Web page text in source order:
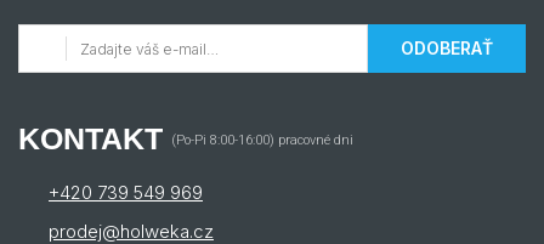
ODOBERAŤ
KONTAKT (Po-Pi 8:00-16:00) pracovné dni
+420 739 549 969
prodej@holweka.cz